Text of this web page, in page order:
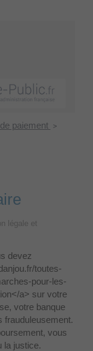
paiement >
légale et
devez
toutes-
pour-les-
a> sur votre
votre banque
frauduleusement.
vous
la justice.